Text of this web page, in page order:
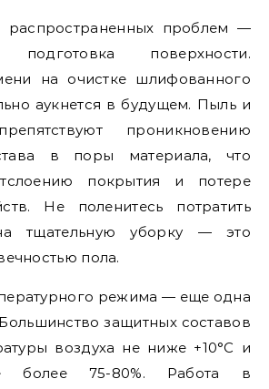
проблем —
подготовка поверхности.
на очистке шлифованного
аукнется в будущем. Пыль и
проникновению
в поры материала, что
покрытия и потере
Не поленитесь потратить
тщательную уборку — это
пола.
режима — еще одна
защитных составов
воздуха не ниже +10°C и
более 75-80%. Работа в